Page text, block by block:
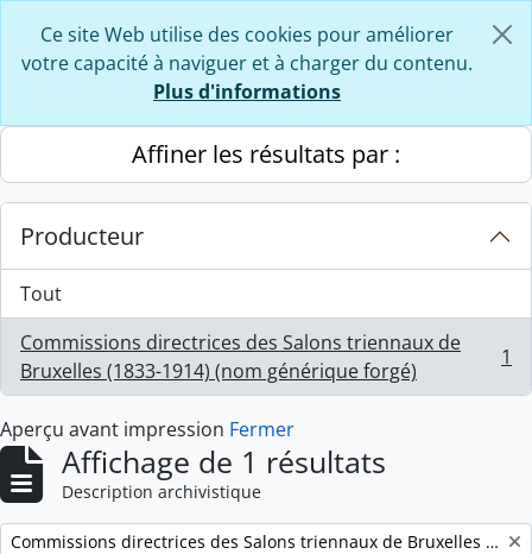
Ce site Web utilise des cookies pour améliorer
votre capacité à naviguer et à charger du contenu.
Plus d'informations
Affiner les résultats par :
Producteur
Tout
Commissions directrices des Salons triennaux de
Bruxelles (1833-1914) (nom générique forgé)
, 1 résultats 1
Aperçu avant impression Fermer
Affichage de 1 résultats
Description archivistique
Remove filter: Commissions directrices des Salons triennaux de Bruxelles (1833-1914) (nom générique forgé)